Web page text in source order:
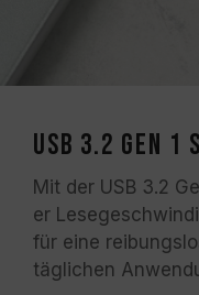
USB 3.2 Gen
Mit der USB 3.2
er
für eine
täglichen